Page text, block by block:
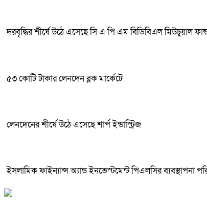
দরবৃদ্ধির শীর্ষে উঠে এসেছে সি এ পি এম বিডিবিএল মিউচুয়াল
৫৩ কোটি টাকার লেনদেন ব্লক মার্কেটে
লেনদেনের শীর্ষে উঠে এসেছে শার্প ইন্ডাস্ট্রিজ
ইসলামিক ফাইন্যান্স অ্যান্ড ইনভেস্টমেন্ট পিএলসির ব্যবস্থাপনা